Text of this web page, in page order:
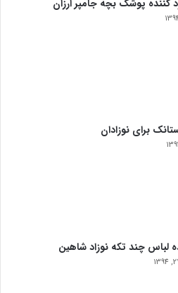
کننده پوشک بچه جامپر ارزان
برای نوزادان
لباس چند تکه نوزاد شاهین